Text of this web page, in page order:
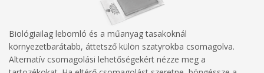
Biológiailag lebomló és a műanyag tasakoknál
környezetbarátabb, áttetsző külön szatyrokba csomagolva.
Alternatív csomagolási lehetőségekért nézze meg a